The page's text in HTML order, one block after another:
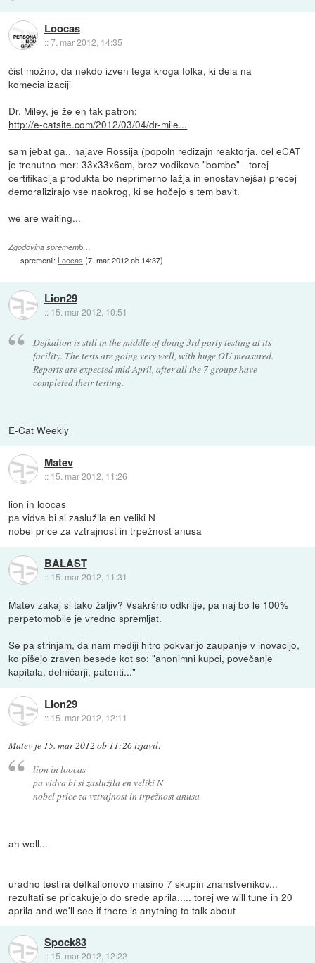
Loocas
::7. mar 2012, 14:35
čist možno, da nekdo izven tega kroga folka, ki dela na
komecializaciji
Dr. Miley, je že en tak patron:
http://e-catsite.com/2012/03/04/dr-mile...
sam jebat ga.. najave Rossija (popoln redizajn reaktorja, cel eCAT
je trenutno mer: 33x33x6cm, brez vodikove "bombe" - torej
certifikacija produkta bo neprimerno lažja in enostavnejša) precej
demoralizirajo vse naokrog, ki se hočejo s tem bavit.
we are waiting...
Zgodovina sprememb…
spremenil: Loocas (7. mar 2012 ob 14:37)
Lion29
:: 15. mar 2012, 10:51
Defkalion is still in the middle of doing 3rd party testing at its
facility. The tests are going very well, with huge OU measured.
Reports are expected mid April, after all the 7 groups have
completed their testing.
E-Cat Weekly
Matev
:: 15. mar 2012, 11:26
lion in loocas
pa vidva bi si zaslužila en veliki N
nobel price za vztrajnost in trpežnost anusa
BALAST
:: 15. mar 2012, 11:31
Matev zakaj si tako žaljiv? Vsakršno odkritje, pa naj bo le 100%
perpetomobile je vredno spremljat.
Se pa strinjam, da nam mediji hitro pokvarijo zaupanje v inovacijo,
ko pišejo zraven besede kot so: "anonimni kupci, povečanje
kapitala, delničarji, patenti..."
Lion29
:: 15. mar 2012, 12:11
Matev je 15. mar 2012 ob 11:26izjavil:
lion in loocas
pa vidva bi si zaslužila en veliki N
nobel price za vztrajnost in trpežnost anusa
ah well...
uradno testira defkalionovo masino 7 skupin znanstvenikov...
rezultati se pricakujejo do srede aprila..... torej we will tune in 20
aprila and we'll see if there is anything to talk about
Spock83
:: 15. mar 2012, 12:22